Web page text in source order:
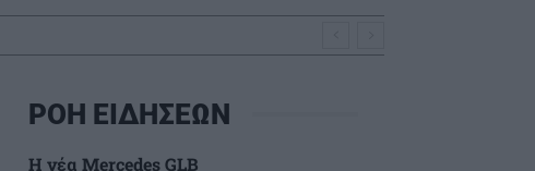
ΡΟΗ ΕΙΔΗΣΕΩΝ
Η νέα Mercedes GLB